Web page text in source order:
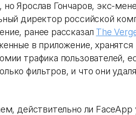
Ярослав Гончаров, экс-
директор российской
ранее рассказал The
в приложение, хранятся
трафика пользователей,
фильтров, и что они
действительно ли FaceApp